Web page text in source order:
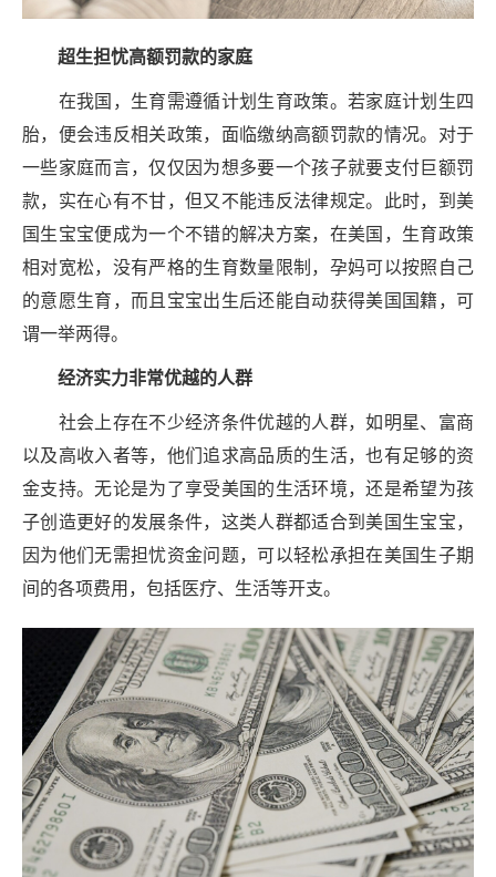
超生担忧高额罚款的家庭
在我国，生育需遵循计划生育政策。若家庭计划生四
胎，便会违反相关政策，面临缴纳高额罚款的情况。对于
一些家庭而言，仅仅因为想多要一个孩子就要支付巨额罚
款，实在心有不甘，但又不能违反法律规定。此时，到美
国生宝宝便成为一个不错的解决方案，在美国，生育政策
相对宽松，没有严格的生育数量限制，孕妈可以按照自己
的意愿生育，而且宝宝出生后还能自动获得美国国籍，可
谓一举两得。
经济实力非常优越的人群
社会上存在不少经济条件优越的人群，如明星、富商
以及高收入者等，他们追求高品质的生活，也有足够的资
金支持。无论是为了享受美国的生活环境，还是希望为孩
子创造更好的发展条件，这类人群都适合到美国生宝宝，
因为他们无需担忧资金问题，可以轻松承担在美国生子期
间的各项费用，包括医疗、生活等开支。